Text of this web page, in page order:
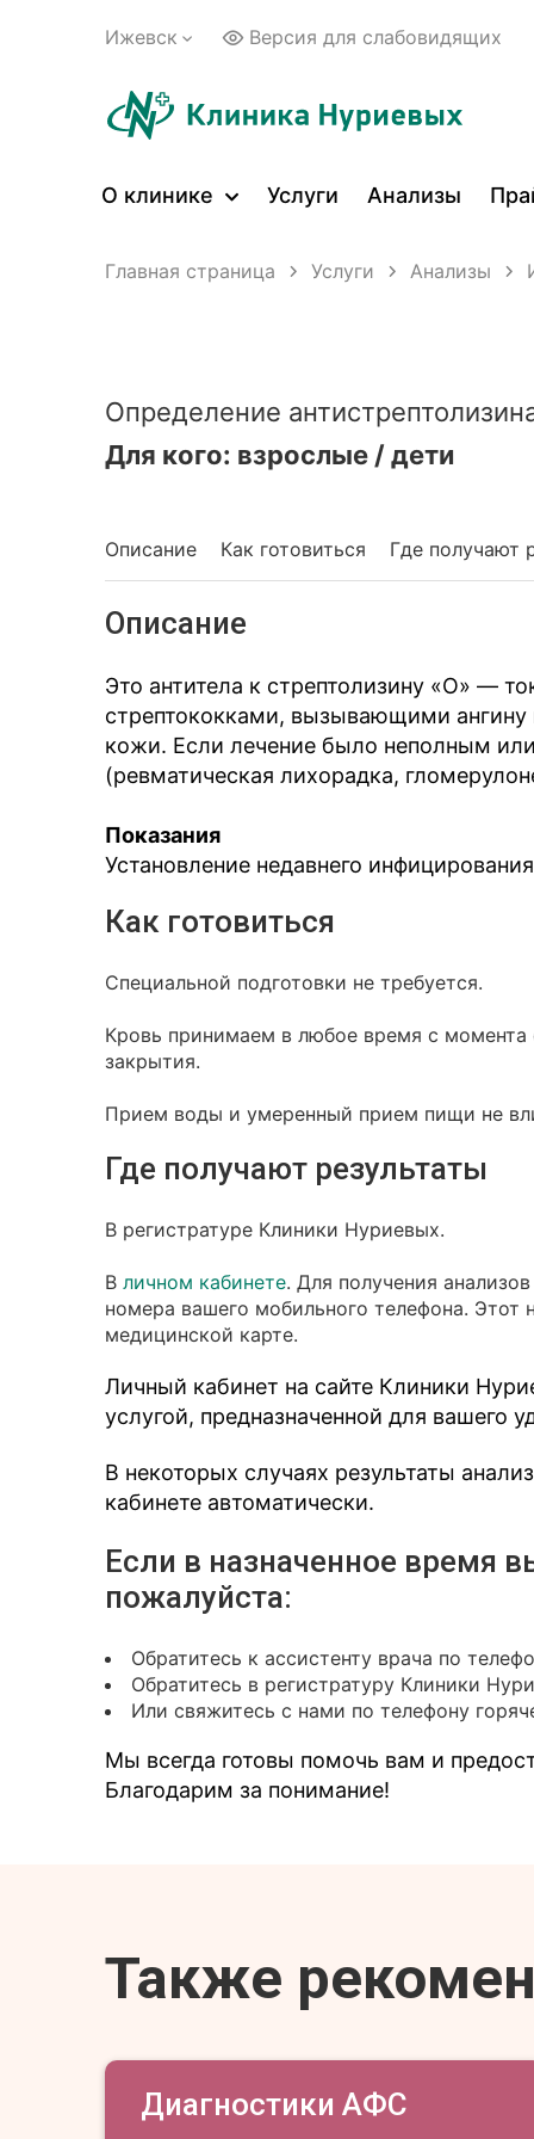
Ижевск Версия для слабовидящих
О клинике Услуги Анализы
Главная страница Услуги Анализы
Определение
Для кого: взрослые / дети
Описание Как готовиться Где получают
Описание
Это антитела к стрептолизину «О» —
стрептококками, вызывающими ангину
кожи. Если лечение было неполным
(ревматическая лихорадка,
Показания
Установление недавнего
Как готовиться
Специальной подготовки не требуется.
Кровь принимаем в любое время с момента
закрытия.
Прием воды и умеренный прием пищи не
Где получают результаты
В регистратуре Клиники Нуриевых.
В личном кабинете. Для получения
номера вашего мобильного телефона.
медицинской карте.
Личный кабинет на сайте Клиники
услугой, предназначенной для вашего
В некоторых случаях результаты
кабинете автоматически.
Если в назначенное время
пожалуйста:
Обратитесь к ассистенту врача по
Обратитесь в регистратуру Клиники
Или свяжитесь с нами по телефону
Мы всегда готовы помочь вам и
Благодарим за понимание!
Также
Диагностики АФС